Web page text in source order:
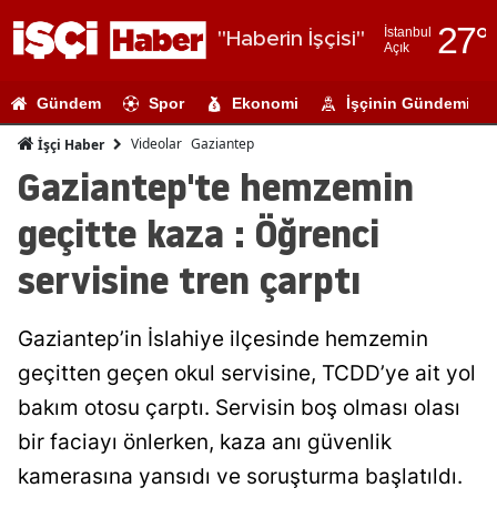
"Haberin İşçisi"
İstanbul
Açık
27°
Adıyaman
Ağrı
Antalya
Artvin
Balıkesir
Gündem Spor Ekonomi İşçinin Gündemi
İşçi Haber Videolar Gaziantep
Gaziantep'te hemzemin
geçitte kaza : Öğrenci
servisine tren çarptı
Gaziantep’in İslahiye ilçesinde hemzemin
geçitten geçen okul servisine, TCDD’ye ait yol
bakım otosu çarptı. Servisin boş olması olası
bir faciayı önlerken, kaza anı güvenlik
kamerasına yansıdı ve soruşturma başlatıldı.